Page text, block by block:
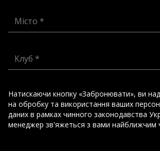
Місто *
Клуб *
Натискаючи кнопку «Забронювати», ви
на обробку та використання ваших
даних в рамках чинного законодавства
менеджер зв'яжеться з вами найближчим